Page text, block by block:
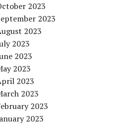
2023
2023
2023
2023
2023
2023
2023
2023
2023
2023